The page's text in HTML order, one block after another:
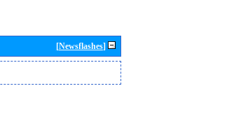
[Newsflashes]